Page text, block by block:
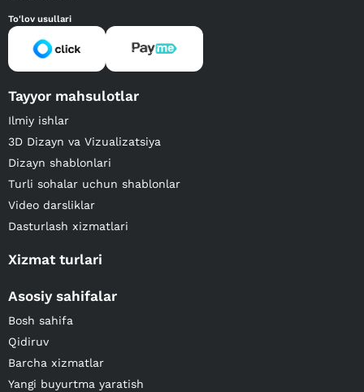
To'lov usullari
Tayyor mahsulotlar
Ilmiy ishlar
3D Dizayn va Vizualizatsiya
Dizayn shablonlari
Turli sohalar uchun shablonlar
Video darsliklar
Dasturlash xizmatlari
Xizmat turlari
Asosiy sahifalar
Bosh sahifa
Qidiruv
Barcha xizmatlar
Yangi buyurtma yaratish